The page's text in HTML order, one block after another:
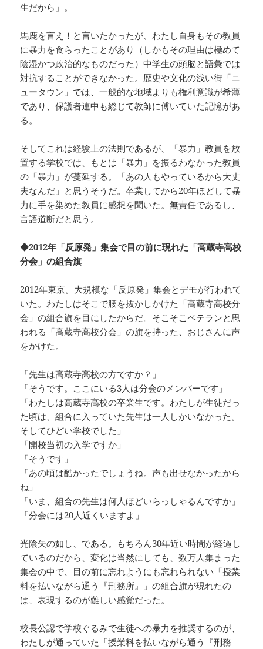
生だから」。
馬鹿を言え！と言いたかったが、わたし自身もその教員
に暴力を食らったことがあり（しかもその理由は極めて
陰湿かつ政治的なものだった）中学生の頭脳と語彙では
対抗することができなかった。歴史や文化の浅い街「ニ
ュータウン」では、一般的な地域よりも権利意識が希薄
であり、保護者連中も総じて教師に傅いていた記憶があ
る。
そしてこれは経験上の法則であるが、「暴力」教員を放
置する学校では、もとは「暴力」を振るわなかった教員
の「暴力」が蔓延する。「あの人もやっているから大丈
夫なんだ」と思うそうだ。卒業してから20年ほどして暴
力に手を染めた教員に感想を聞いた。無責任であるし、
言語道断だと思う。
◆2012年「反原発」集会で目の前に現れた「高蔵寺高校
分会」の組合旗
2012年東京。大規模な「反原発」集会とデモが行われて
いた。わたしはそこで腰を抜かしかけた「高蔵寺高校分
会」の組合旗を目にしたからだ。そこそこベテランと思
われる「高蔵寺高校分会」の旗を持った、おじさんに声
をかけた。
「先生は高蔵寺高校の方ですか？」
「そうです。ここにいる3人は分会のメンバーです」
「わたしは高蔵寺高校の卒業生です。わたしが生徒だっ
た頃は、組合に入っていた先生は一人しかいなかった。
そしてひどい学校でした」
「開校当初の入学ですか」
「そうです」
「あの頃は酷かったでしょうね。声も出せなかったから
ね」
「いま、組合の先生は何人ほどいらっしゃるんですか」
「分会には20人近くいますよ」
光陰矢の如し、である。もちろん30年近い時間が経過し
ているのだから、変化は当然にしても、数万人集まった
集会の中で、目の前に忘れようにも忘れられない「授業
料を払いながら通う『刑務所』」の組合旗が現れたの
は、表現するのが難しい感覚だった。
校長公認で学校ぐるみで生徒への暴力を推奨するのが、
わたしが通っていた「授業料を払いながら通う『刑務